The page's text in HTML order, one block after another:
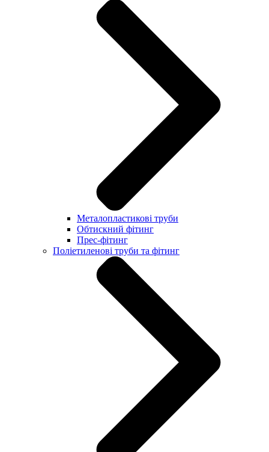
Металопластикові труби
Обтискний фітинг
Прес-фітинг
Поліетиленові труби та фітинг